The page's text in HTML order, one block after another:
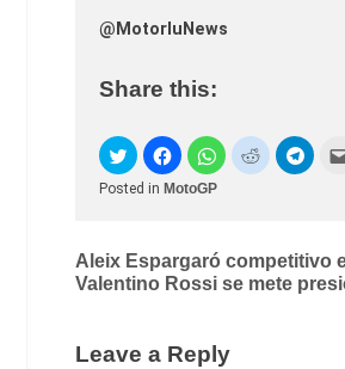
@MotorluNews
Share this:
Posted in MotoGP
Post
navigation
Aleix Espargaró competitivo
Valentino Rossi se mete
Leave a Reply